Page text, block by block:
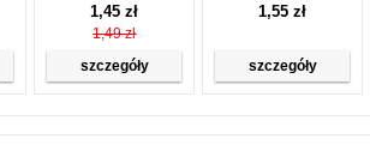
1,45 zł
1,49 zł
szczegóły
1,55 zł
szczegóły